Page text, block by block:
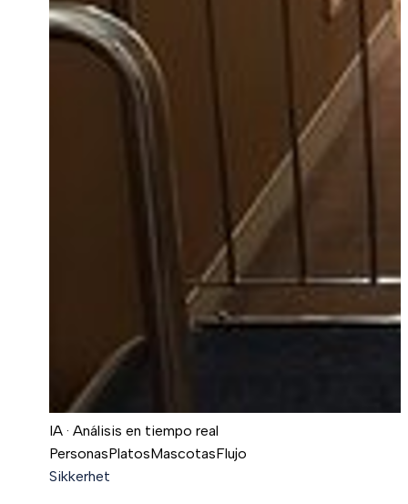
IA · Análisis en tiempo real
PersonasPlatosMascotasFlujo
Sikkerhet